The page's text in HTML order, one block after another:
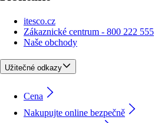
itesco.cz
Zákaznické centrum - 800 222 555
Naše obchody
Užitečné odkazy
Cena
Nakupujte online bezpečně